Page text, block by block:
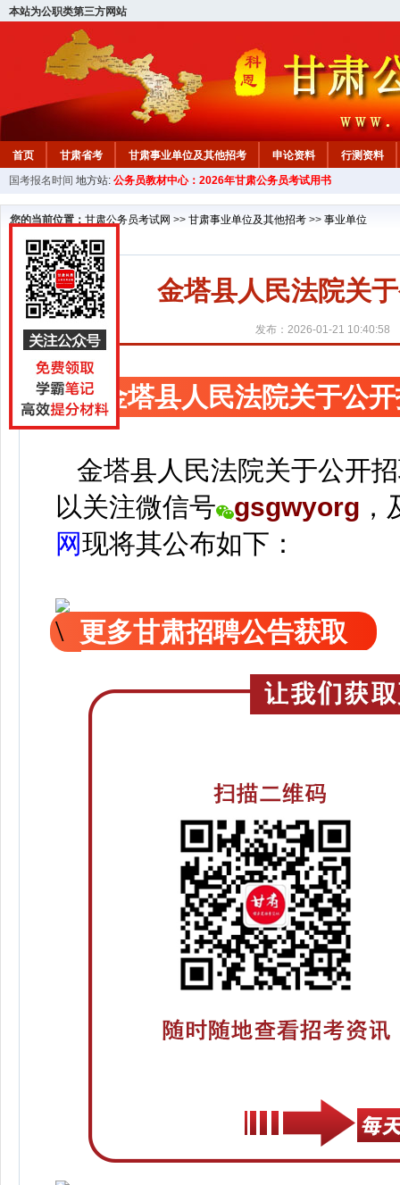
本站为公职类第三方网站
首页 甘肃省考 甘肃事业单位及其他招考 申论资料
行测资料
国考报名时间 地方站: 公务员教材中心：2026年甘肃公务员考试用书
您的当前位置： 甘肃公务员考试网 >> 甘肃事业单位及其他招考 >> 事业单位
金塔县人民法院关
发布：2026-01-21 10:40:58
金塔县人民法院关于公
金塔县人民法院关于公开
以关注微信号 gsgwyorg ，
网现将其公布如下：
更多甘肃招聘公告获取